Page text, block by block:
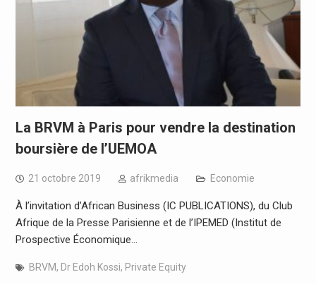
La BRVM à Paris pour vendre la destination
boursière de l’UEMOA
21 octobre 2019 afrikmedia Economie
À l’invitation d’African Business (IC PUBLICATIONS), du Club
Afrique de la Presse Parisienne et de l’IPEMED (Institut de
Prospective Économique…
BRVM, Dr Edoh Kossi, Private Equity